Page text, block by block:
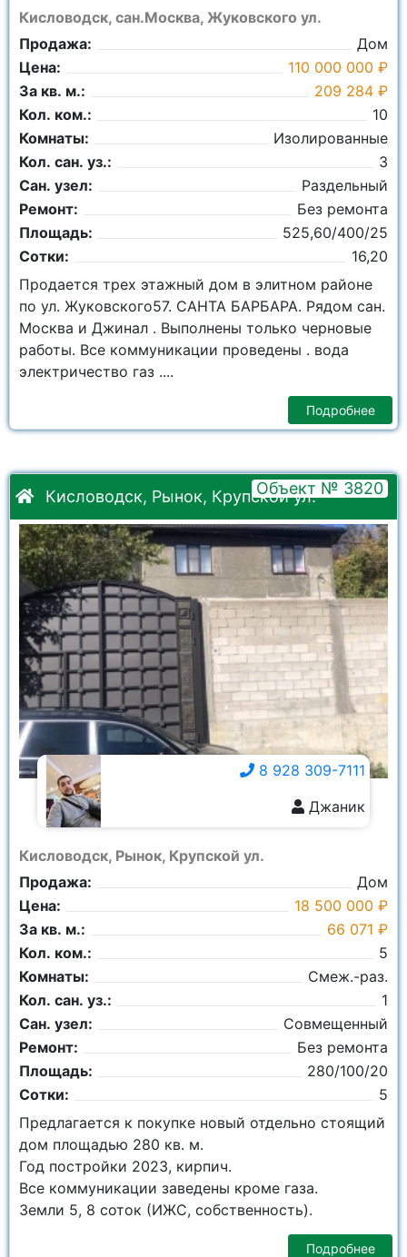
Кисловодск, сан.Москва, Жуковского ул.
Продажа:
Дом
Цена:
110 000 000 ₽
За кв. м.:
209 284 ₽
Кол. ком.:
10
Комнаты:
Изолированные
Кол. сан. уз.:
3
Сан. узел:
Раздельный
Ремонт:
Без ремонта
Площадь:
525,60/400/25
Сотки:
16,20
Продается трех этажный дом в элитном районе
по ул. Жуковского57. САНТА БАРБАРА. Рядом сан.
Москва и Джинал . Выполнены только черновые
работы. Все коммуникации проведены . вода
электричество газ ....
Подробнее
Кисловодск, Рынок, Крупской ул.Объект № 3820
Кисловодск, Рынок, Крупской ул.
Продажа:
Дом
Цена:
18 500 000 ₽
За кв. м.:
66 071 ₽
Кол. ком.:
5
Комнаты:
Смеж.-раз.
Кол. сан. уз.:
1
Сан. узел:
Совмещенный
Ремонт:
Без ремонта
Площадь:
280/100/20
Сотки:
5
8 928 309-7111
Джаник
Предлагается к покупке новый отдельно стоящий
дом площадью 280 кв. м.
Год постройки 2023, кирпич.
Все коммуникации заведены кроме газа.
Земли 5, 8 соток (ИЖС, собственность).
Подробнее